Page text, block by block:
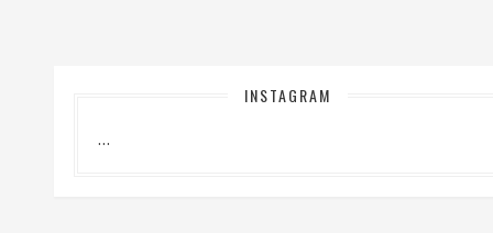
INSTAGRAM
…